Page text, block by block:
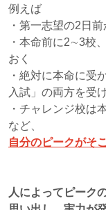
例えば
・第一志望の2日
・本命前に2∼3校
おく
・絶対に本命に受
入試」の両方を受
・チャレンジ校は
など、
自分のピークがそ
人によってピーク